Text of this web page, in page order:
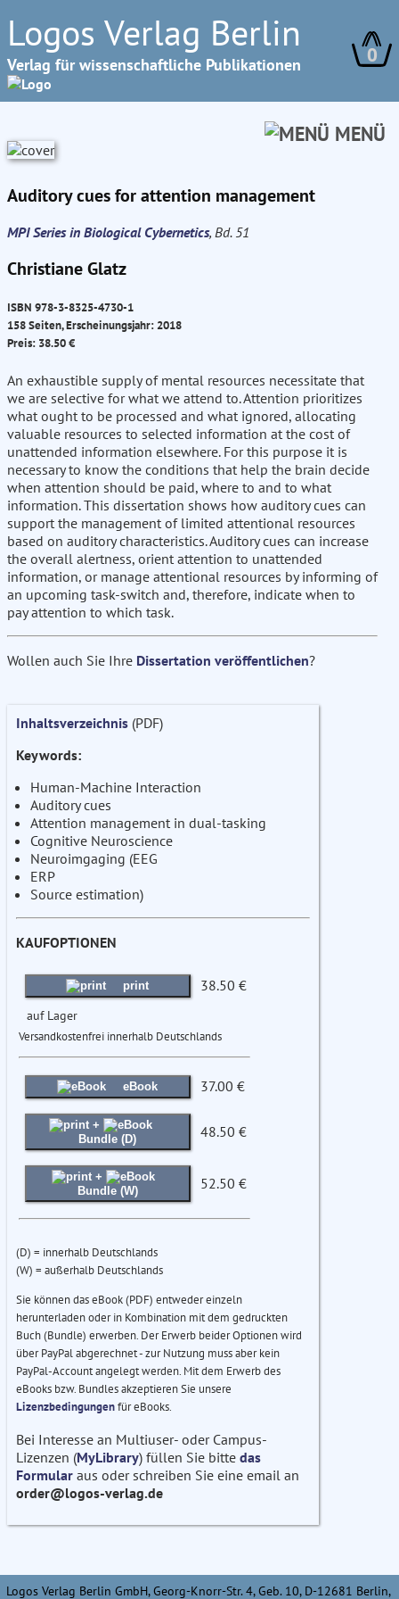
Logos Verlag Berlin
Verlag für wissenschaftliche Publikationen 0
MENÜ
Auditory cues for attention management
MPI Series in Biological Cybernetics, Bd. 51
Christiane Glatz
ISBN 978-3-8325-4730-1
158 Seiten, Erscheinungsjahr: 2018
Preis: 38.50 €
An exhaustible supply of mental resources necessitate that
we are selective for what we attend to. Attention prioritizes
what ought to be processed and what ignored, allocating
valuable resources to selected information at the cost of
unattended information elsewhere. For this purpose it is
necessary to know the conditions that help the brain decide
when attention should be paid, where to and to what
information. This dissertation shows how auditory cues can
support the management of limited attentional resources
based on auditory characteristics. Auditory cues can increase
the overall alertness, orient attention to unattended
information, or manage attentional resources by informing of
an upcoming task-switch and, therefore, indicate when to
pay attention to which task.
Wollen auch Sie Ihre Dissertation veröffentlichen?
Inhaltsverzeichnis (PDF)
Keywords:
Human-Machine Interaction
Auditory cues
Attention management in dual-tasking
Cognitive Neuroscience
Neuroimgaging (EEG
ERP
Source estimation)
KAUFOPTIONEN
print 38.50 €
auf Lager
Versandkostenfrei innerhalb Deutschlands
eBook 37.00 €
+
Bundle (D)
48.50 €
+
Bundle (W)
52.50 €
(D) = innerhalb Deutschlands
(W) = außerhalb Deutschlands
Sie können das eBook (PDF) entweder einzeln
herunterladen oder in Kombination mit dem gedruckten
Buch (Bundle) erwerben. Der Erwerb beider Optionen wird
über PayPal abgerechnet - zur Nutzung muss aber kein
PayPal-Account angelegt werden. Mit dem Erwerb des
eBooks bzw. Bundles akzeptieren Sie unsere
Lizenzbedingungenfür eBooks.
Bei Interesse an Multiuser- oder Campus-
Lizenzen (MyLibrary) füllen Sie bitte das
Formular aus oder schreiben Sie eine email an
order@logos-verlag.de
Logos Verlag Berlin GmbH, Georg-Knorr-Str. 4, Geb. 10, D-12681 Berlin,